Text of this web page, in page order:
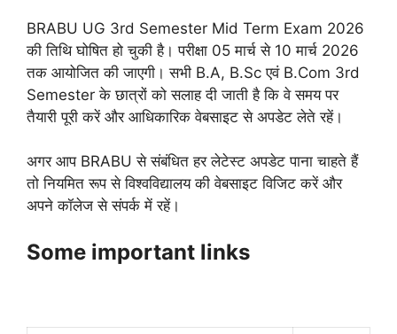
BRABU UG 3rd Semester Mid Term Exam 2026
की तिथि घोषित हो चुकी है। परीक्षा 05 मार्च से 10 मार्च 2026
तक आयोजित की जाएगी। सभी B.A, B.Sc एवं B.Com 3rd
Semester के छात्रों को सलाह दी जाती है कि वे समय पर
तैयारी पूरी करें और आधिकारिक वेबसाइट से अपडेट लेते रहें।
अगर आप BRABU से संबंधित हर लेटेस्ट अपडेट पाना चाहते हैं
तो नियमित रूप से विश्वविद्यालय की वेबसाइट विजिट करें और
अपने कॉलेज से संपर्क में रहें।
Some important links